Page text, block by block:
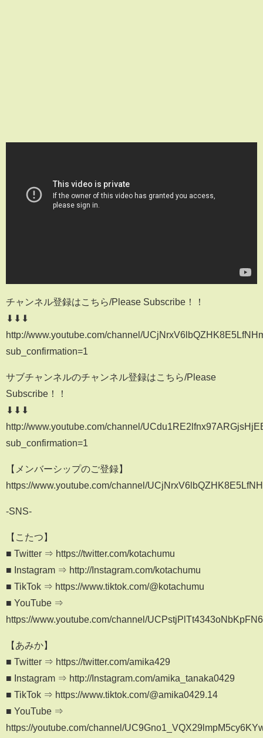
チャンネル登録はこちら/Please Subscribe！！
⬇︎⬇︎⬇︎
http://www.youtube.com/channel/
sub_confirmation=1
サブチャンネルのチャンネル登録はこちら/Please
Subscribe！！
⬇︎⬇︎⬇︎
http://www.youtube.com/channel/
sub_confirmation=1
【メンバーシップのご登録】
https://www.youtube.com/channel/
-SNS-
【こたつ】
■ Twitter ⇒ https://twitter.com/kotachumu
■ Instagram ⇒ http://Instagram.com/kotachumu
■ TikTok ⇒ https://www.tiktok.com/@kotachumu
■ YouTube ⇒
https://www.youtube.com/channel/
【あみか】
■ Twitter ⇒ https://twitter.com/amika429
■ Instagram ⇒ http://Instagram.com/amika_tanaka0429
■ TikTok ⇒ https://www.tiktok.com/@amika0429.14
■ YouTube ⇒
https://youtube.com/channel/